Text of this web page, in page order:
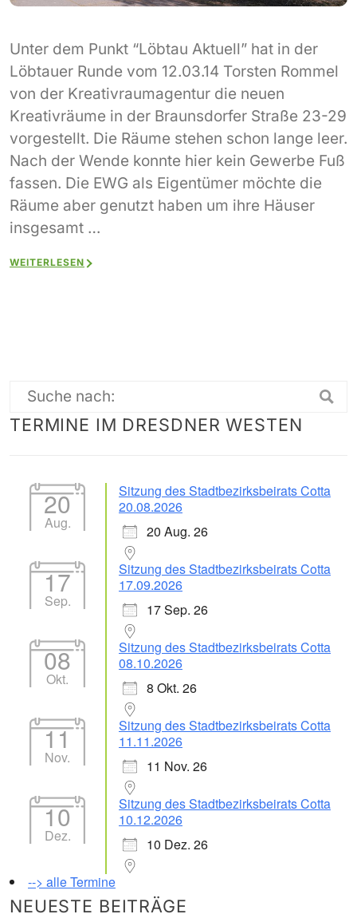
Unter dem Punkt “Löbtau Aktuell” hat in der
Löbtauer Runde vom 12.03.14 Torsten Rommel
von der Kreativraumagentur die neuen
Kreativräume in der Braunsdorfer Straße 23-29
vorgestellt. Die Räume stehen schon lange leer.
Nach der Wende konnte hier kein Gewerbe Fuß
fassen. Die EWG als Eigentümer möchte die
Räume aber genutzt haben um ihre Häuser
insgesamt …
WEITERLESEN
Suche
nach:
TERMINE IM DRESDNER WESTEN
20
Aug.
Sitzung des Stadtbezirksbeirats Cotta
20.08.2026
20 Aug. 26
17
Sep.
Sitzung des Stadtbezirksbeirats Cotta
17.09.2026
17 Sep. 26
08
Okt.
Sitzung des Stadtbezirksbeirats Cotta
08.10.2026
8 Okt. 26
11
Nov.
Sitzung des Stadtbezirksbeirats Cotta
11.11.2026
11 Nov. 26
10
Dez.
Sitzung des Stadtbezirksbeirats Cotta
10.12.2026
10 Dez. 26
--> alle Termine
NEUESTE BEITRÄGE